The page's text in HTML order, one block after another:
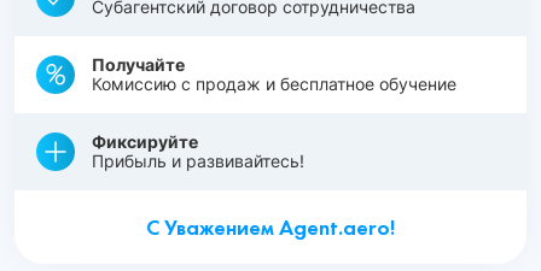
Субагентский договор сотрудничества
Получайте
Комиссию с продаж и бесплатное обучение
Фиксируйте
Прибыль и развивайтесь!
С Уважением Agent.aero!